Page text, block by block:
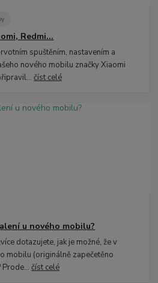
Redmi...
spuštěním, nastavením a
nového mobilu značky Xiaomi
číst celé
u nového mobilu?
dotazujete, jak je možné, že v
mobilu (originálně zapečetěno
Prode...číst celé